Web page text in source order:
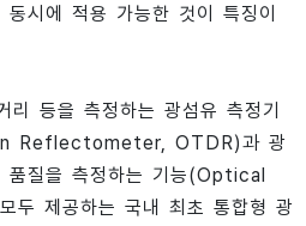
시에 적용 가능한 것이 특징이
등을 측정하는 광섬유 측정기
Reflectometer, OTDR)과 광
품질을 측정하는 기능(Optical
제공하는 국내 최초 통합형 광